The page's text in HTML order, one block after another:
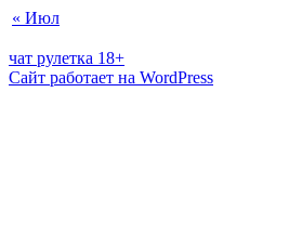
« Июл
чат рулетка 18+
Сайт работает на WordPress